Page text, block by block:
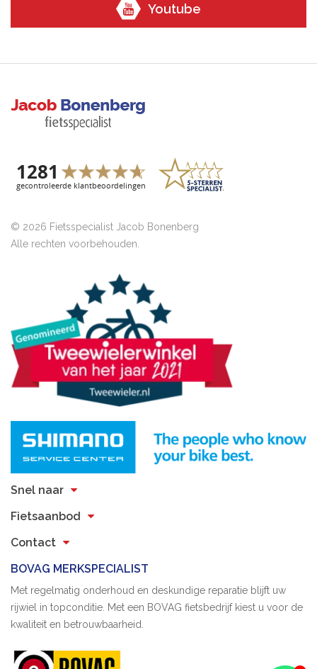
Youtube
© 2026 Fietsspecialist Jacob Bonenberg
Alle rechten voorbehouden.
Snel naar
Fietsaanbod
Contact
BOVAG MERKSPECIALIST
Met regelmatig onderhoud en deskundige reparatie blijft uw
rijwiel in topconditie. Met een BOVAG fietsbedrijf kiest u voor de
kwaliteit en betrouwbaarheid.